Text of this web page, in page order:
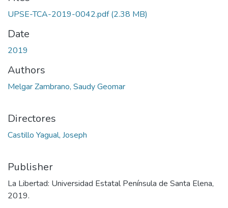
UPSE-TCA-2019-0042.pdf(2.38 MB)
Date
2019
Authors
Melgar Zambrano, Saudy Geomar
Directores
Castillo Yagual, Joseph
Publisher
La Libertad: Universidad Estatal Península de Santa Elena,
2019.